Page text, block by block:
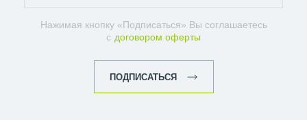
Нажимая кнопку «Подписаться» Вы соглашаетесь
с договором оферты
ПОДПИСАТЬСЯ